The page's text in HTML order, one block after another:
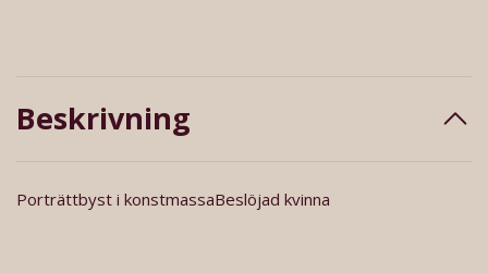
Beskrivning
Porträttbyst i konstmassaBeslöjad kvinna